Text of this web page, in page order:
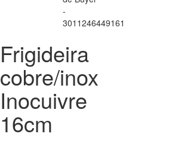
Frigideira
cobre/inox
Inocuivre
16cm